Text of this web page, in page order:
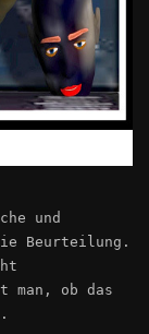
und
Beurteilung.
man, ob das